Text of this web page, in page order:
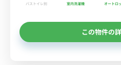
バストイレ別 室内洗濯機 オートロ
この物件の